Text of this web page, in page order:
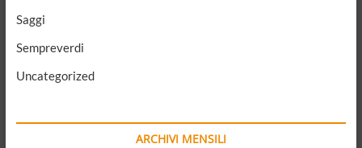
Saggi
Sempreverdi
Uncategorized
ARCHIVI MENSILI